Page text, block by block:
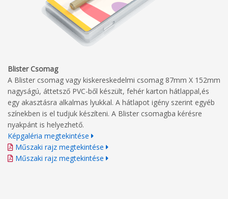
Blister Csomag
A Blister csomag vagy kiskereskedelmi csomag 87mm X 152mm
nagyságú, áttetsző PVC-ből készült, fehér karton hátlappal,és
egy akasztásra alkalmas lyukkal. A hátlapot igény szerint egyéb
színekben is el tudjuk készíteni. A Blister csomagba kérésre
nyakpánt is helyezhető.
Képgaléria megtekintése
Műszaki rajz megtekintése
Műszaki rajz megtekintése